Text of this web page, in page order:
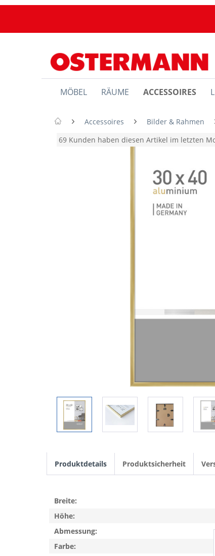
MÖBEL RÄUME ACCESSOIRES
Accessoires Bilder & Rahmen
69 Kunden haben diesen Artikel im letzten
Produktdetails Produktsicherheit
Breite:
Höhe:
Abmessung:
Farbe: